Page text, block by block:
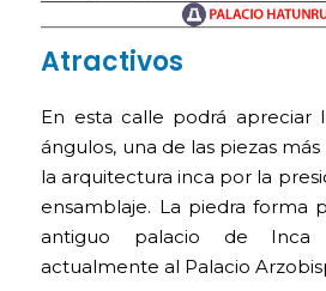
Atractivos
En esta calle podrá apreciar
ángulos, una de las piezas
la arquitectura inca por la
ensamblaje. La piedra forma
antiguo palacio de Inca
actualmente al Palacio